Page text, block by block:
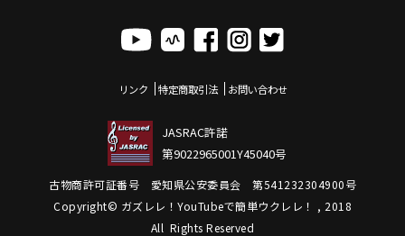
リンク 特定商取引法 お問い合わせ
JASRAC許諾
第9022965001Y45040号
古物商許可証番号 愛知県公安委員会 第541232304900号
Copyright© ガズレレ！YouTubeで簡単ウクレレ！ , 2018
All Rights Reserved